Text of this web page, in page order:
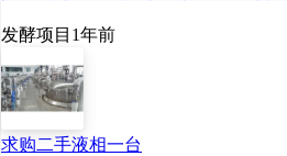
发酵项目 1年前
求购二手液相一台